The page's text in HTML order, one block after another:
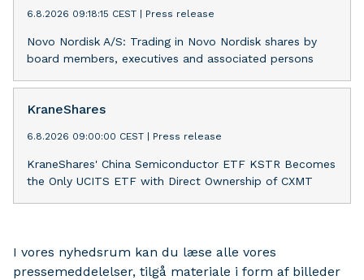
6.8.2026 09:18:15 CEST Press release
Novo Nordisk A/S: Trading in Novo Nordisk shares by
board members, executives and associated persons
KraneShares
6.8.2026 09:00:00 CEST Press release
KraneShares' China Semiconductor ETF KSTR Becomes
the Only UCITS ETF with Direct Ownership of CXMT
I vores nyhedsrum kan du læse alle vores
pressemeddelelser, tilgå materiale i form af billeder